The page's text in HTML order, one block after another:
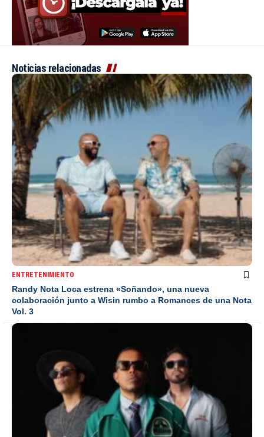
Noticias relacionadas
ENTRETENIMIENTO
Randy Nota Loca estrena «Soñando», una nueva
colaboración junto a Wisin rumbo a Romances de una Nota
Vol. 3